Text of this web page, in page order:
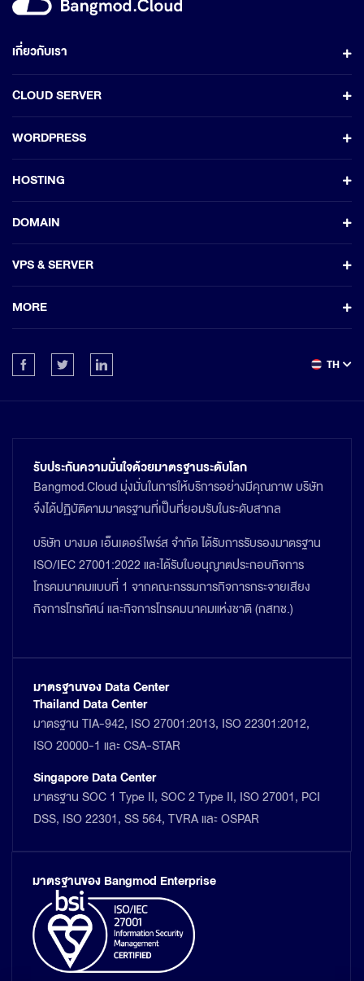
เกี่ยวกับเรา
CLOUD SERVER
WORDPRESS
HOSTING
DOMAIN
VPS & SERVER
MORE
TH
รับประกันความมั่นใจด้วยมาตรฐานระดับโลก
Bangmod.Cloud มุ่งมั่นในการให้บริการอย่างมีคุณภาพ บริษัท
จึงได้ปฏิบัติตามมาตรฐานที่เป็นที่ยอมรับในระดับสากล
บริษัท บางมด เอ็นเตอร์ไพร์ส จำกัด ได้รับการรับรองมาตรฐาน
ISO/IEC 27001:2022 และได้รับใบอนุญาตประกอบกิจการ
โทรคมนาคมแบบที่ 1 จากคณะกรรมการกิจการกระจายเสียง
กิจการโทรทัศน์ และกิจการโทรคมนาคมแห่งชาติ (กสทช.)
มาตรฐานของ Data Center
Thailand Data Center
มาตรฐาน TIA-942, ISO 27001:2013, ISO 22301:2012,
ISO 20000-1 และ CSA-STAR
Singapore Data Center
มาตรฐาน SOC 1 Type II, SOC 2 Type II, ISO 27001, PCI
DSS, ISO 22301, SS 564, TVRA และ OSPAR
มาตรฐานของ Bangmod Enterprise